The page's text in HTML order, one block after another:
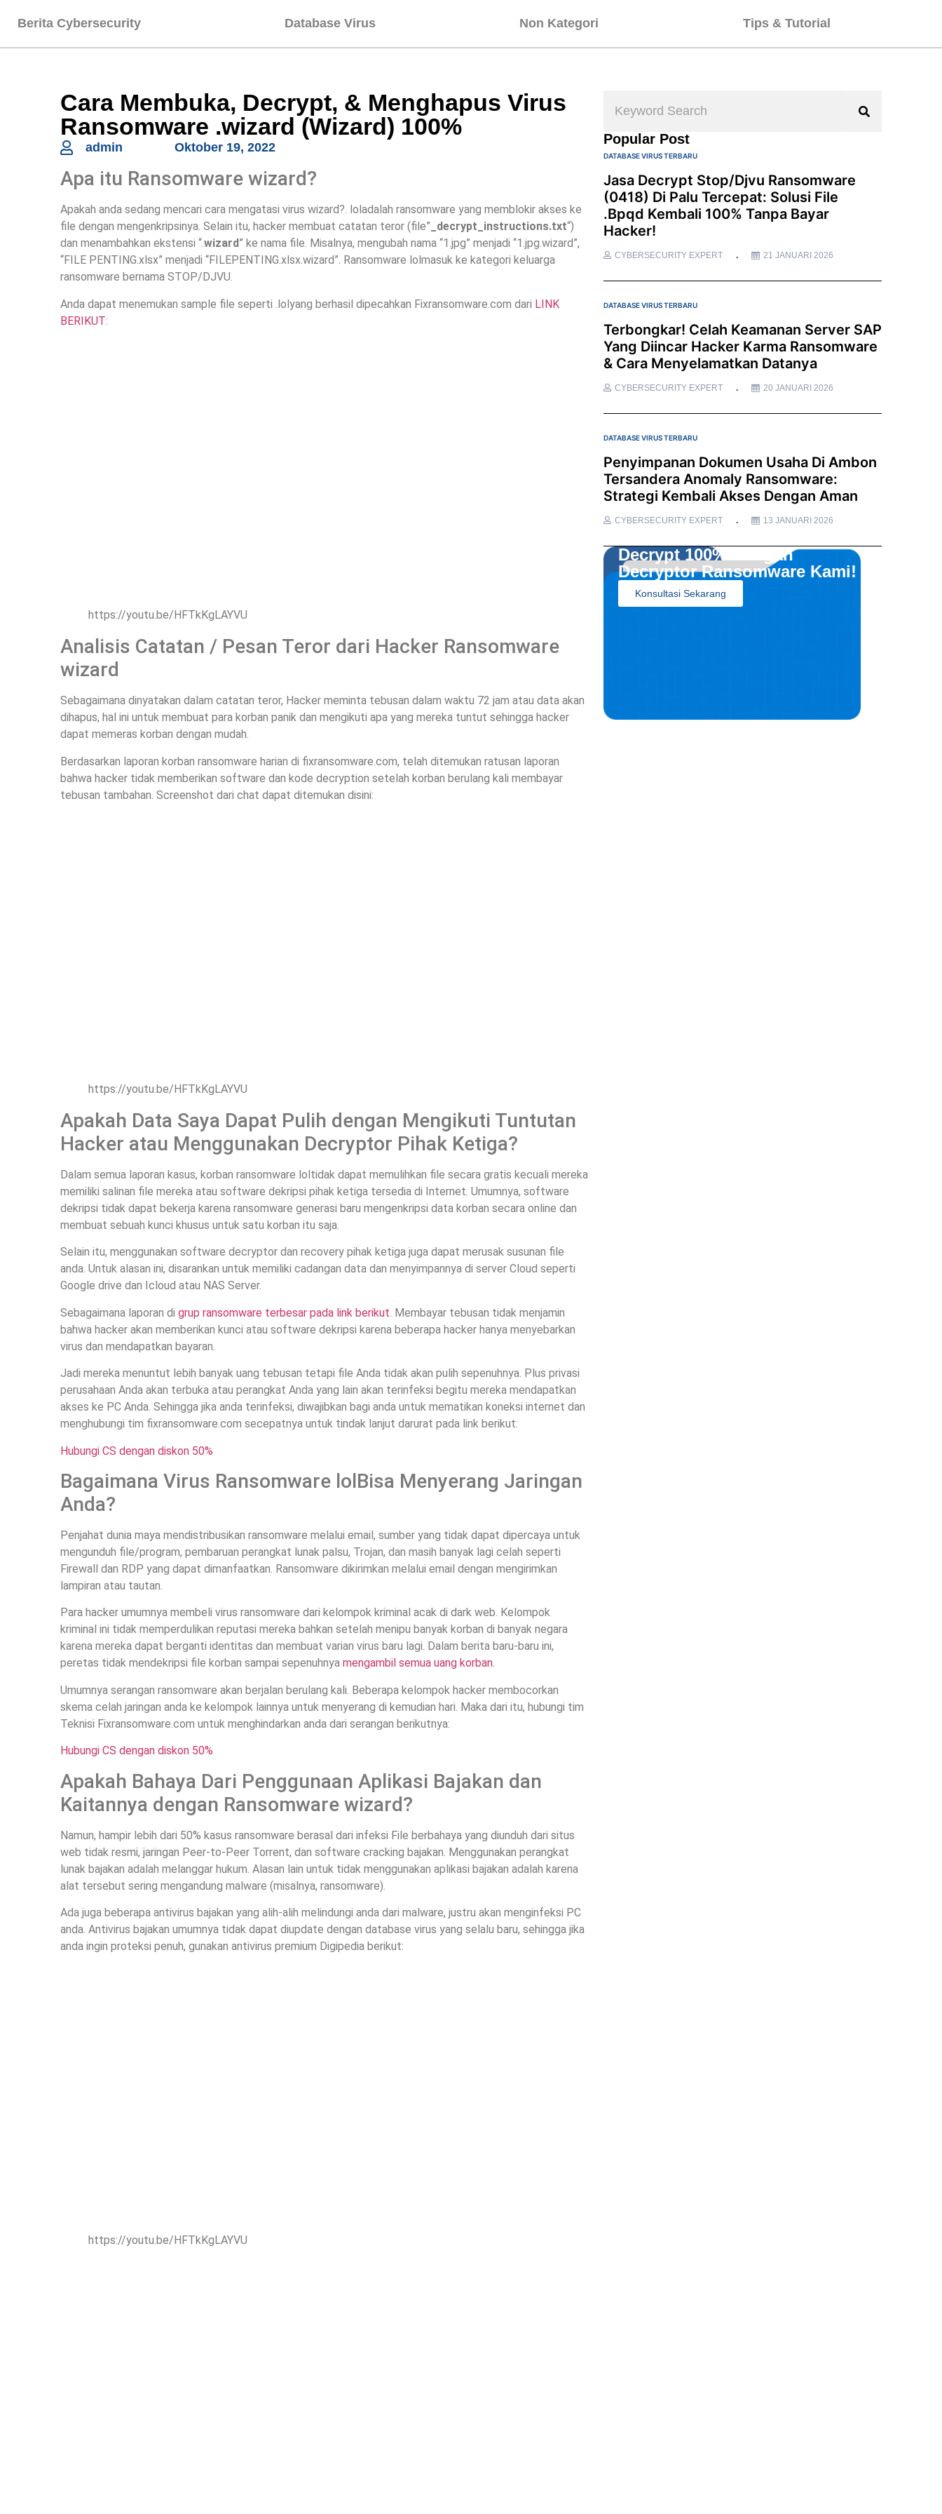
Berita Cybersecurity Database Virus Non Kategori Tips & Tutorial
Cara Membuka, Decrypt, & Menghapus Virus
Ransomware .wizard (Wizard) 100%
admin Oktober 19, 2022
Apa itu Ransomware wizard?
Apakah anda sedang mencari cara mengatasi virus wizard?. loladalah ransomware yang memblokir akses ke
file dengan mengenkripsinya. Selain itu, hacker membuat catatan teror (file” _decrypt_instructions.txt“)
dan menambahkan ekstensi “.wizard ” ke nama file. Misalnya, mengubah nama “1.jpg” menjadi “1.jpg.wizard”,
“FILE PENTING.xlsx” menjadi “FILEPENTING.xlsx.wizard”. Ransomware lolmasuk ke kategori keluarga
ransomware bernama STOP/DJVU.
Anda dapat menemukan sample file seperti .lolyang berhasil dipecahkan Fixransomware.com dari LINK
BERIKUT:
https://youtu.be/HFTkKgLAYVU
Analisis Catatan / Pesan Teror dari Hacker Ransomware
wizard
Sebagaimana dinyatakan dalam catatan teror, Hacker meminta tebusan dalam waktu 72 jam atau data akan
dihapus, hal ini untuk membuat para korban panik dan mengikuti apa yang mereka tuntut sehingga hacker
dapat memeras korban dengan mudah.
Berdasarkan laporan korban ransomware harian di fixransomware.com, telah ditemukan ratusan laporan
bahwa hacker tidak memberikan software dan kode decryption setelah korban berulang kali membayar
tebusan tambahan. Screenshot dari chat dapat ditemukan disini:
https://youtu.be/HFTkKgLAYVU
Apakah Data Saya Dapat Pulih dengan Mengikuti Tuntutan
Hacker atau Menggunakan Decryptor Pihak Ketiga?
Dalam semua laporan kasus, korban ransomware loltidak dapat memulihkan file secara gratis kecuali mereka
memiliki salinan file mereka atau software dekripsi pihak ketiga tersedia di Internet. Umumnya, software
dekripsi tidak dapat bekerja karena ransomware generasi baru mengenkripsi data korban secara online dan
membuat sebuah kunci khusus untuk satu korban itu saja.
Selain itu, menggunakan software decryptor dan recovery pihak ketiga juga dapat merusak susunan file
anda. Untuk alasan ini, disarankan untuk memiliki cadangan data dan menyimpannya di server Cloud seperti
Google drive dan Icloud atau NAS Server.
Sebagaimana laporan digrup ransomware terbesar pada link berikut . Membayar tebusan tidak menjamin
bahwa hacker akan memberikan kunci atau software dekripsi karena beberapa hacker hanya menyebarkan
virus dan mendapatkan bayaran.
Jadi mereka menuntut lebih banyak uang tebusan tetapi file Anda tidak akan pulih sepenuhnya. Plus privasi
perusahaan Anda akan terbuka atau perangkat Anda yang lain akan terinfeksi begitu mereka mendapatkan
akses ke PC Anda. Sehingga jika anda terinfeksi, diwajibkan bagi anda untuk mematikan koneksi internet dan
menghubungi tim fixransomware.com secepatnya untuk tindak lanjut darurat pada link berikut:
Hubungi CS dengan diskon 50%
Bagaimana Virus Ransomware lolBisa Menyerang Jaringan
Anda?
Penjahat dunia maya mendistribusikan ransomware melalui email, sumber yang tidak dapat dipercaya untuk
mengunduh file/program, pembaruan perangkat lunak palsu, Trojan, dan masih banyak lagi celah seperti
Firewall dan RDP yang dapat dimanfaatkan. Ransomware dikirimkan melalui email dengan mengirimkan
lampiran atau tautan.
Para hacker umumnya membeli virus ransomware dari kelompok kriminal acak di dark web. Kelompok
kriminal ini tidak memperdulikan reputasi mereka bahkan setelah menipu banyak korban di banyak negara
karena mereka dapat berganti identitas dan membuat varian virus baru lagi. Dalam berita baru-baru ini,
peretas tidak mendekripsi file korban sampai sepenuhnyamengambil semua uang korban.
Umumnya serangan ransomware akan berjalan berulang kali. Beberapa kelompok hacker membocorkan
skema celah jaringan anda ke kelompok lainnya untuk menyerang di kemudian hari. Maka dari itu, hubungi tim
Teknisi Fixransomware.com untuk menghindarkan anda dari serangan berikutnya:
Hubungi CS dengan diskon 50%
Apakah Bahaya Dari Penggunaan Aplikasi Bajakan dan
Kaitannya dengan Ransomware wizard?
Namun, hampir lebih dari 50% kasus ransomware berasal dari infeksi File berbahaya yang diunduh dari situs
web tidak resmi, jaringan Peer-to-Peer Torrent, dan software cracking bajakan. Menggunakan perangkat
lunak bajakan adalah melanggar hukum. Alasan lain untuk tidak menggunakan aplikasi bajakan adalah karena
alat tersebut sering mengandung malware (misalnya, ransomware).
Ada juga beberapa antivirus bajakan yang alih-alih melindungi anda dari malware, justru akan menginfeksi PC
anda. Antivirus bajakan umumnya tidak dapat diupdate dengan database virus yang selalu baru, sehingga jika
anda ingin proteksi penuh, gunakan antivirus premium Digipedia berikut:
https://youtu.be/HFTkKgLAYVU
Popular Post
DATABASE VIRUS TERBARU
Jasa Decrypt Stop/Djvu Ransomware
(0418) Di Palu Tercepat: Solusi File
.bpqd Kembali 100% Tanpa Bayar
Hacker!
CYBERSECURITY EXPERT 21 JANUARI 2026
DATABASE VIRUS TERBARU
Terbongkar! Celah Keamanan Server SAP
Yang Diincar Hacker Karma Ransomware
& Cara Menyelamatkan Datanya
CYBERSECURITY EXPERT 20 JANUARI 2026
DATABASE VIRUS TERBARU
Penyimpanan Dokumen Usaha Di Ambon
Tersandera Anomaly Ransomware:
Strategi Kembali Akses Dengan Aman
CYBERSECURITY EXPERT 13 JANUARI 2026
Decrypt 100% Dengan
Decryptor Ransomware Kami!
Konsultasi Sekarang